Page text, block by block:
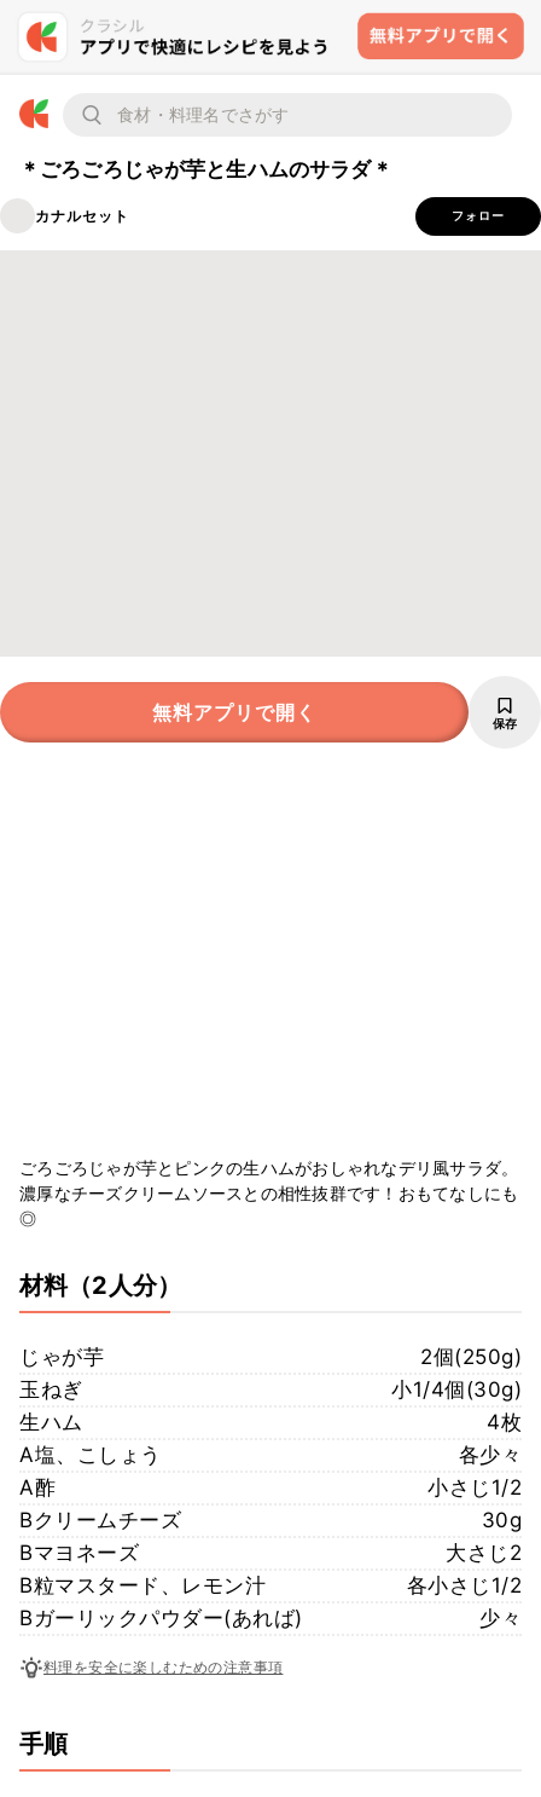
＊ごろごろじゃが芋と生ハムのサラダ＊
カナルセット フォロー
無料アプリで開く 保存
ごろごろじゃが芋とピンクの生ハムがおしゃれなデリ風サラダ。
濃厚なチーズクリームソースとの相性抜群です！おもてなしにも
◎
材料（2人分）
じゃが芋
2個(250g)
玉ねぎ
小1/4個(30g)
生ハム
4枚
A塩、こしょう
各少々
A酢
小さじ1/2
Bクリームチーズ
30g
Bマヨネーズ
大さじ2
B粒マスタード、レモン汁
各小さじ1/2
Bガーリックパウダー(あれば)
少々
料理を安全に楽しむための注意事項
手順